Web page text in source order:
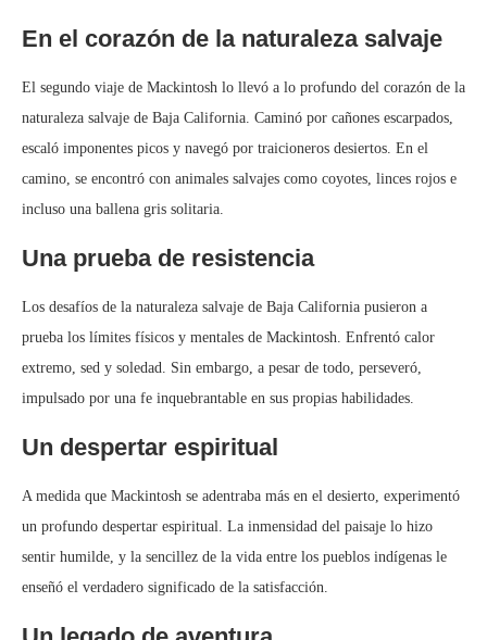
En el corazón de la naturaleza salvaje
El segundo viaje de Mackintosh lo llevó a lo profundo del corazón de la
naturaleza salvaje de Baja California. Caminó por cañones escarpados,
escaló imponentes picos y navegó por traicioneros desiertos. En el
camino, se encontró con animales salvajes como coyotes, linces rojos e
incluso una ballena gris solitaria.
Una prueba de resistencia
Los desafíos de la naturaleza salvaje de Baja California pusieron a
prueba los límites físicos y mentales de Mackintosh. Enfrentó calor
extremo, sed y soledad. Sin embargo, a pesar de todo, perseveró,
impulsado por una fe inquebrantable en sus propias habilidades.
Un despertar espiritual
A medida que Mackintosh se adentraba más en el desierto, experimentó
un profundo despertar espiritual. La inmensidad del paisaje lo hizo
sentir humilde, y la sencillez de la vida entre los pueblos indígenas le
enseñó el verdadero significado de la satisfacción.